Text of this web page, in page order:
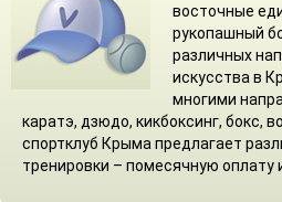
восточные
рукопашный
различных
искусства в
многими
каратэ, дзюдо, кикбоксинг, бокс,
спортклуб Крыма предлагает
тренировки – помесячную оплату